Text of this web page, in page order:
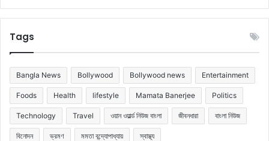
Tags
Bangla News Bollywood Bollywood news Entertainment
Foods Health lifestyle Mamata Banerjee Politics
Technology Travel ওয়ান ওয়ার্ল্ড নিউজ বাংলা জীবনধারা বাংলা নিউজ
বিনোদন ভ্রমণ মমতা বন্দ্যোপাধ্যায় স্বাস্থ্য